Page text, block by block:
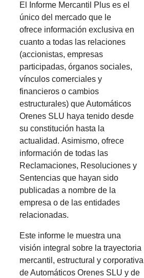
El Informe Mercantil Plus es el
único del mercado que le
ofrece información exclusiva en
cuanto a todas las relaciones
(accionistas, empresas
participadas, órganos sociales,
vínculos comerciales y
financieros o cambios
estructurales) que Automáticos
Orenes SLU haya tenido desde
su constitución hasta la
actualidad. Asimismo, ofrece
información de todas las
Reclamaciones, Resoluciones y
Sentencias que hayan sido
publicadas a nombre de la
empresa o de las entidades
relacionadas.
Este informe le muestra una
visión integral sobre la trayectoria
mercantil, estructural y corporativa
de Automáticos Orenes SLU y de